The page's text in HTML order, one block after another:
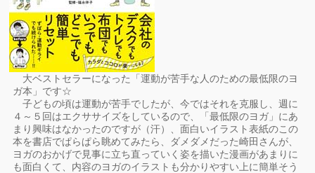
大ベストセラーになった「運動が苦手な人のための最低限のヨ
ガ本」です☆
子どもの頃は運動が苦手でしたが、今ではそれを克服し、週に
４～５回はエクササイズをしているので、「最低限のヨガ」にあ
まり興味はなかったのですが（汗）、面白いイラスト表紙のこの
本を書店でぱらぱら眺めてみたら、ダメダメだった崎田さんが、
ヨガのおかげで見事に立ち直っていく姿を描いた漫画があまりに
も面白くて、内容のヨガのイラストも分かりやすい上に簡単そう